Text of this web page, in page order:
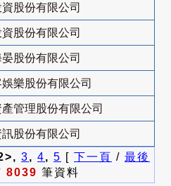
股份有限公司
股份有限公司
股份有限公司
樂股份有限公司
管理股份有限公司
股份有限公司
3, 4, 5 [ 下一頁 / 最後
8039 筆資料